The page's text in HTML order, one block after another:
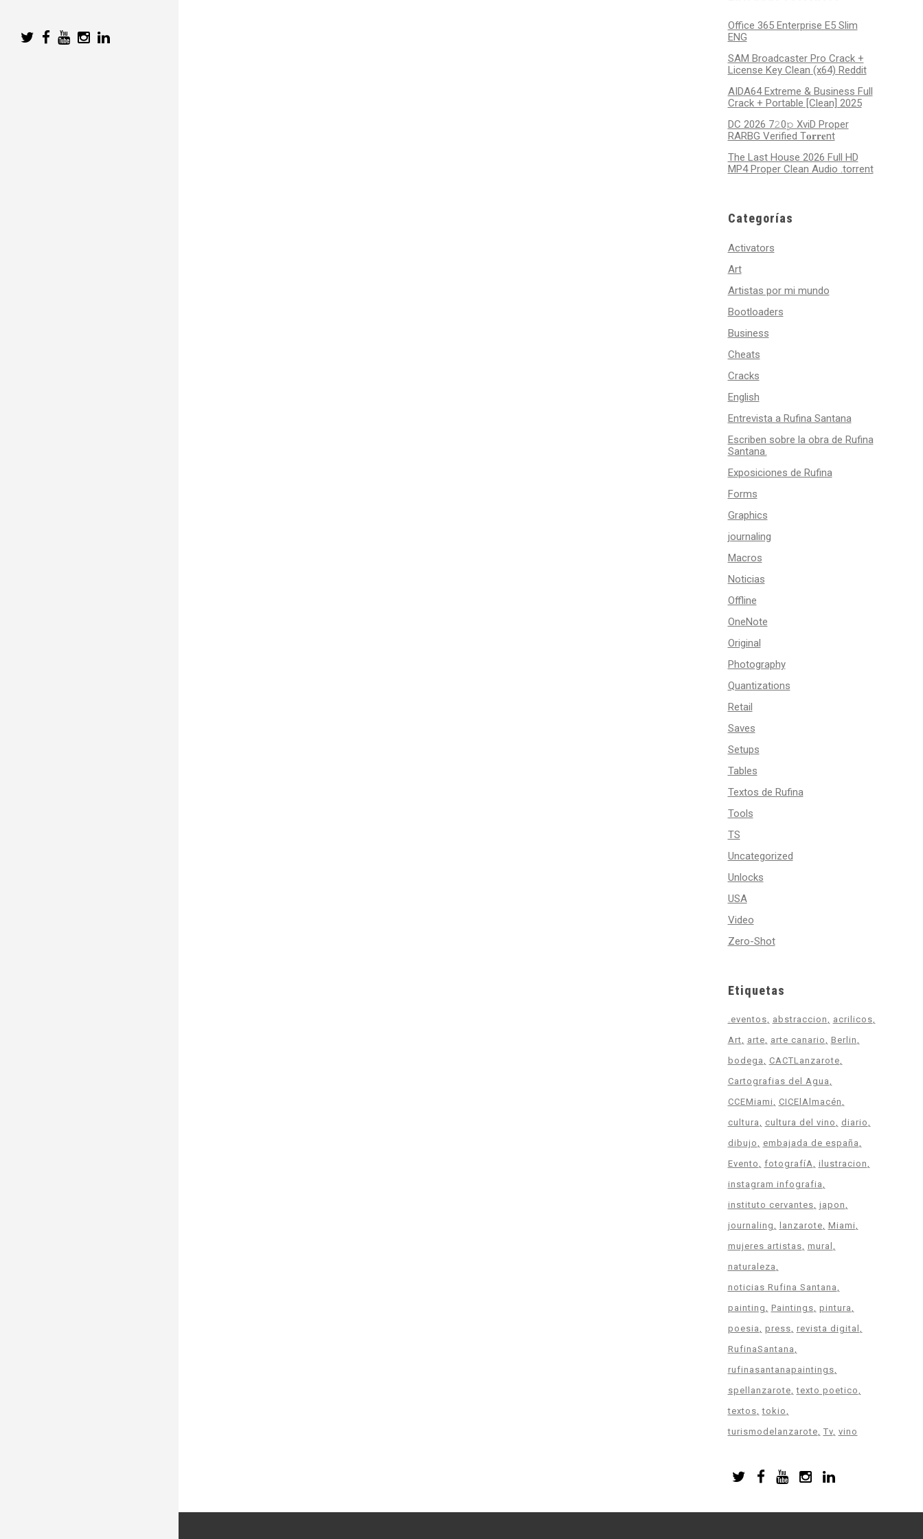
Office 365 Enterprise E5 Slim
ENG
SAM Broadcaster Pro Crack +
License Key Clean (x64) Reddit
AIDA64 Extreme & Business Full
Crack + Portable [Clean] 2025
DC 2026 7𝟸0𝚙 XviD Proper
RARBG Verified T𝐨𝐫𝐫𝐞nt
The Last House 2026 Full HD
MP4 Proper Clean Audio .torrent
Categorías
Activators
Art
Artistas por mi mundo
Bootloaders
Business
Cheats
Cracks
English
Entrevista a Rufina Santana
Escriben sobre la obra de Rufina
Santana.
Exposiciones de Rufina
Forms
Graphics
journaling
Macros
Noticias
Offline
OneNote
Original
Photography
Quantizations
Retail
Saves
Setups
Tables
Textos de Rufina
Tools
TS
Uncategorized
Unlocks
USA
Video
Zero-Shot
Etiquetas
.eventos abstraccion
acrilicos
Art
arte arte canario
Berlin
bodega
CACTLanzarote
Cartografias del Agua
CCEMiami
CICElAlmacén
cultura
cultura del vino
diario
dibujo
embajada de españa
Evento
fotografíA ilustracion
instagram infografia
instituto cervantes japon
journaling
lanzarote Miami
mujeres artistas mural
naturaleza
noticias Rufina Santana
painting
Paintings pintura
poesia
press revista digital
RufinaSantana
rufinasantanapaintings
spellanzarote texto poetico
textos tokio
turismodelanzarote Tv vino